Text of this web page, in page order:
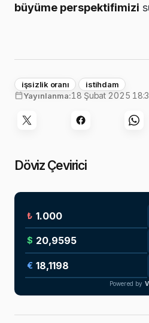
büyüme perspektifimizi
işsizlik oranı
istihdam
Yayınlanma:18 Şubat 2025
Döviz Çevirici
₺
$
€
Powered by